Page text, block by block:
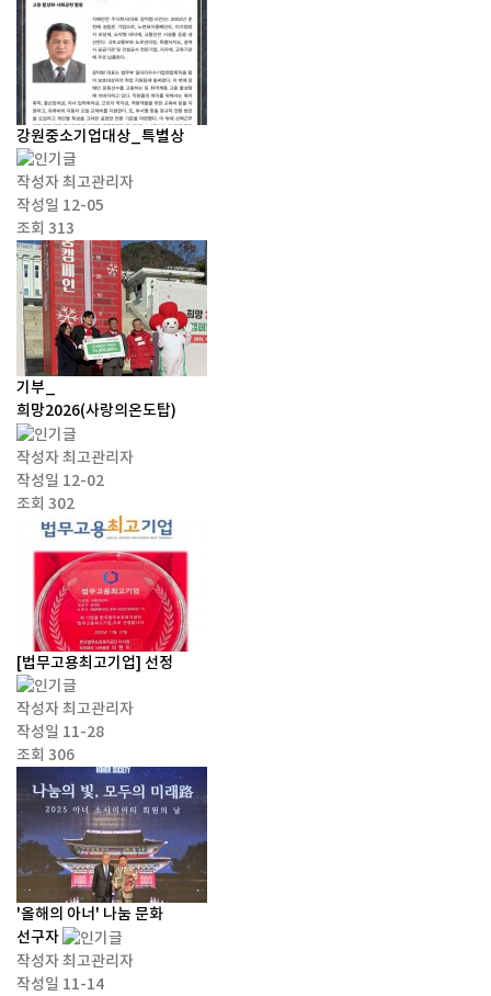
강원중소기업대상_특별상
작성자최고관리자
작성일 12-05
조회 313
기부_
희망2026(사랑의온도탑)
작성자최고관리자
작성일 12-02
조회 302
[법무고용최고기업] 선정
작성자최고관리자
작성일 11-28
조회 306
'올해의 아너' 나눔 문화
선구자
작성자최고관리자
작성일 11-14